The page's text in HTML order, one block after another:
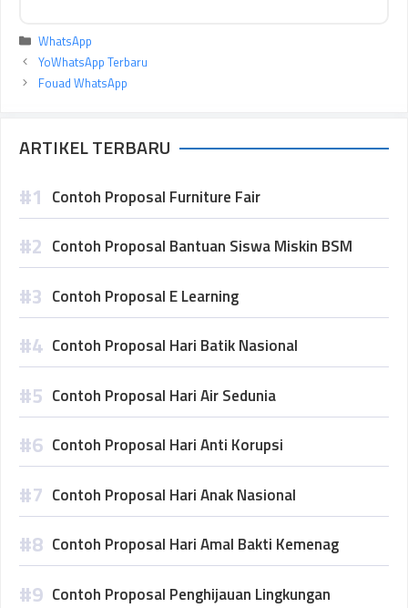
Kategori
WhatsApp
YoWhatsApp Terbaru
Fouad WhatsApp
ARTIKEL TERBARU
Contoh Proposal Furniture Fair
Contoh Proposal Bantuan Siswa Miskin BSM
Contoh Proposal E Learning
Contoh Proposal Hari Batik Nasional
Contoh Proposal Hari Air Sedunia
Contoh Proposal Hari Anti Korupsi
Contoh Proposal Hari Anak Nasional
Contoh Proposal Hari Amal Bakti Kemenag
Contoh Proposal Penghijauan Lingkungan